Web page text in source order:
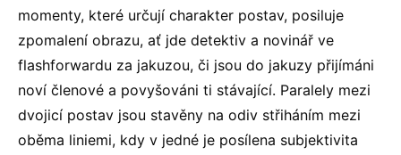
momenty, které určují charakter postav, posiluje
zpomalení obrazu, ať jde detektiv a novinář ve
flashforwardu za jakuzou, či jsou do jakuzy přijímáni
noví členové a povyšováni ti stávající. Paralely mezi
dvojicí postav jsou stavěny na odiv střiháním mezi
oběma liniemi, kdy v jedné je posílena subjektivita